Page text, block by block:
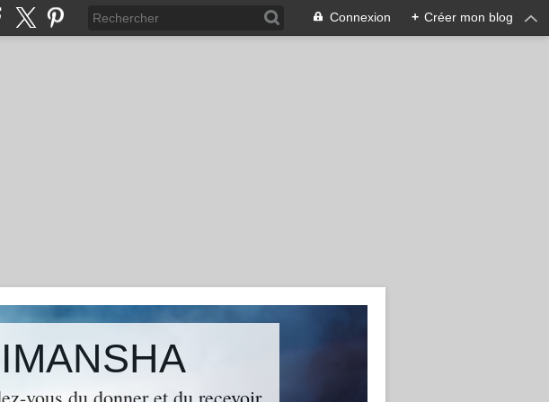
Connexion + Créer mon blog